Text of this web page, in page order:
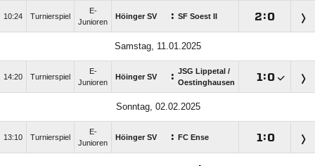
10:24 Turnierspiel
E-
Junioren
Höinger SV : SF Soest II :
Samstag, 11.01.2025
14:20 Turnierspiel
E-
Junioren
Höinger SV : JSG Lippetal /​
Oestinghausen
:
Sonntag, 02.02.2025
13:10 Turnierspiel
E-
Junioren
Höinger SV : FC Ense :